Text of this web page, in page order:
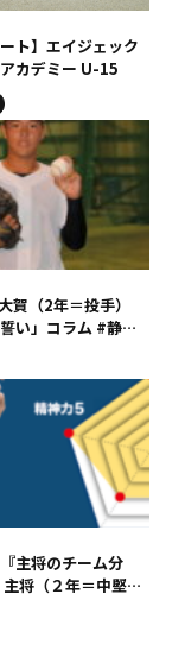
ト】エイジェック
カデミー U-15
い」コラム #静岡
主将のチーム分
将（２年＝中堅
#桐生第一